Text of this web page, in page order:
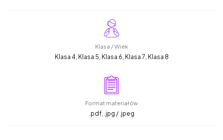
Klasa / Wiek
Klasa 4, Klasa 5, Klasa 6, Klasa 7, Klasa 8
Format materiałów
.pdf, .jpg / .jpeg